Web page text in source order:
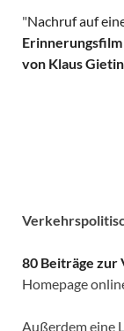
"Nachruf auf
von Klaus
80 Beiträge
Homepage
Außerdem eine